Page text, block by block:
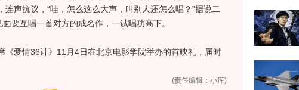
声抗议，“哇，怎么这么大声，叫别人还怎么唱？”据说二
要互唱一首对方的成名作，一试唱功高下。
情36计》11月4日在北京电影学院举办的首映礼，届时
(责任编辑：小库)